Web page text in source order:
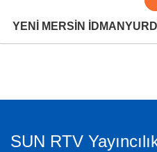
YENİ MERSİN
SUN RTV